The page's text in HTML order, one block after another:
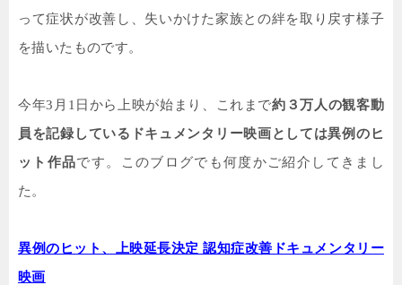
って症状が改善し、失いかけた家族との絆を取り戻す様子
を描いたものです。
今年3 月 1 日から上映が始まり、これまで約３万 人の観客動
員を記録しているドキュメンタリー映画としては異例のヒ
ット作品です。このブログでも何度かご紹介してきまし
た。
異例のヒット、上映延長決定 認知症改善ドキュメンタリー
映画